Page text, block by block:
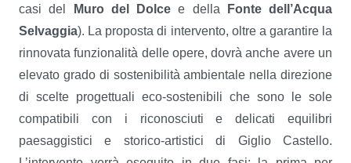
casi del
Muro del Dolce e della
Fonte dell’Acqua
Selvaggia). La proposta di intervento, oltre a garantire la
rinnovata funzionalità delle opere, dovrà anche avere un
elevato grado di sostenibilità ambientale nella direzione
di scelte progettuali eco-sostenibili che sono le sole
compatibili con i riconosciuti e delicati equilibri
paesaggistici e storico-artistici di Giglio Castello.